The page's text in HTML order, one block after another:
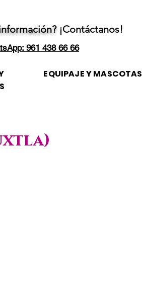
¡Contáctanos!
961 438 66 66
EQUIPAJE Y MASCOTAS